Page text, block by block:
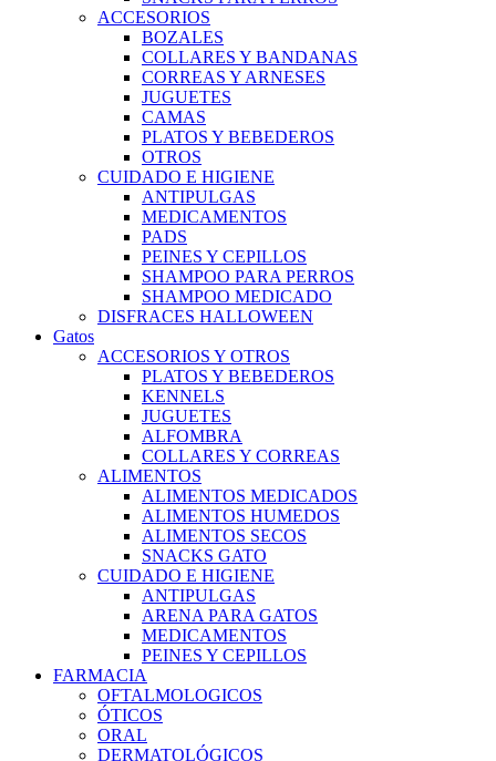
ACCESORIOS
BOZALES
COLLARES Y BANDANAS
CORREAS Y ARNESES
JUGUETES
CAMAS
PLATOS Y BEBEDEROS
OTROS
CUIDADO E HIGIENE
ANTIPULGAS
MEDICAMENTOS
PADS
PEINES Y CEPILLOS
SHAMPOO PARA PERROS
SHAMPOO MEDICADO
DISFRACES HALLOWEEN
Gatos
ACCESORIOS Y OTROS
PLATOS Y BEBEDEROS
KENNELS
JUGUETES
ALFOMBRA
COLLARES Y CORREAS
ALIMENTOS
ALIMENTOS MEDICADOS
ALIMENTOS HUMEDOS
ALIMENTOS SECOS
SNACKS GATO
CUIDADO E HIGIENE
ANTIPULGAS
ARENA PARA GATOS
MEDICAMENTOS
PEINES Y CEPILLOS
FARMACIA
OFTALMOLOGICOS
ÓTICOS
ORAL
DERMATOLÓGICOS